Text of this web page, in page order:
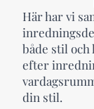
Här har vi
både stil och
efter
din stil.